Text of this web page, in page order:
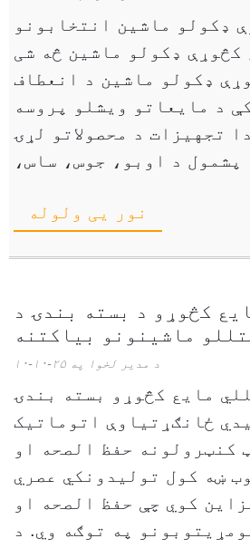
ډکولو ماشین انتخابونو
کڅوړې ډکولو ماشین څه شی
ډکولو ماشین د انعطاف
د مایعاتو ویشلو پروسه
تجهیزات د محصولاتو لړۍ
پشمول د اوبو، جوس، ساس،
نور یی ولوله
کڅوړو د بسته بندۍ د
ماشینونو بیاکتنه
د مدیر لخوا په ۲۵-۱۰-۱۰
مایع کڅوړو بسته بندۍ
ځانګړتیاوې اتوماتیک
کنټرولونه حفظ الصحه او
ښه کول تولیدونکي عصري
کوي ​​چې حفظ الصحه او
په توګه وي. د